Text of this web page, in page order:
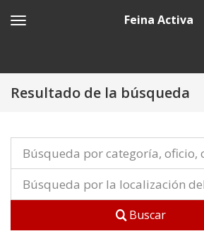
Feina Activa
Resultado de la búsqueda
Buscar